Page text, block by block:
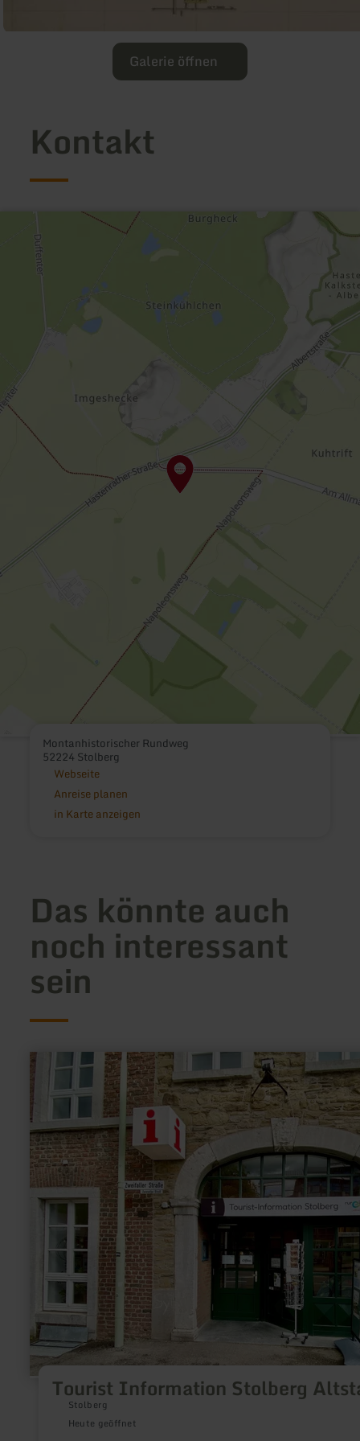
Galerie öffnen
Kontakt
Montanhistorischer Rundweg
52224 Stolberg
Webseite
Anreise planen
in Karte anzeigen
Das könnte auch
noch interessant
sein
Tourist Information Stolberg
Stolberg
Heute geöffnet
erfahren
Tourist
Stolberg
Altstadt